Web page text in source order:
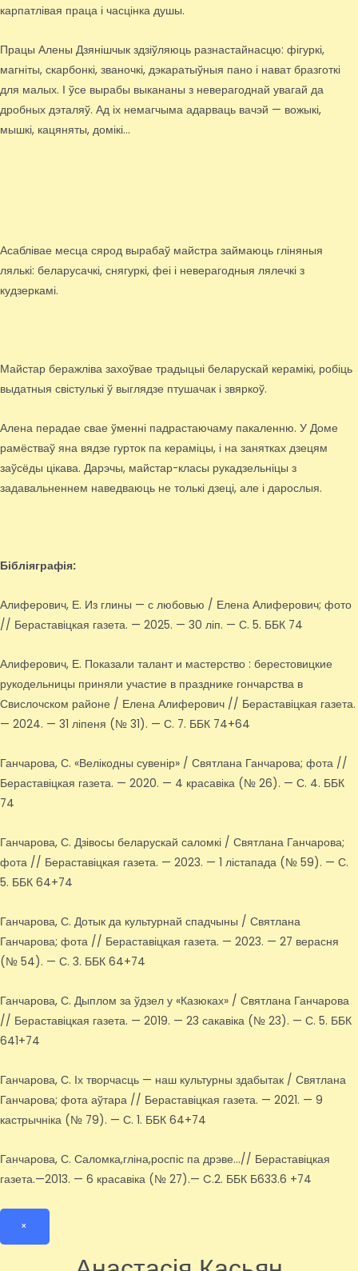
карпатлівая праца і часцінка душы.
Працы Алены Дзянішчык здзіўляюць разнастайнасцю: фігуркі,
магніты, скарбонкі, званочкі, дэкаратыўныя пано і нават бразготкі
для малых. І ўсе вырабы выкананы з неверагоднай увагай да
дробных дэталяў. Ад іх немагчыма адарваць вачэй — вожыкі,
мышкі, кацяняты, домікі…
Асаблівае месца сярод вырабаў майстра займаюць гліняныя
лялькі: беларусачкі, снягуркі, феі і неверагодныя лялечкі з
кудзеркамі.
Майстар беражліва захоўвае традыцыі беларускай керамікі, робіць
выдатныя свістулькі ў выглядзе птушачак і звяркоў.
Алена перадае свае ўменні падрастаючаму пакаленню. У Доме
рамёстваў яна вядзе гурток па кераміцы, і на занятках дзецям
заўсёды цікава. Дарэчы, майстар-класы рукадзельніцы з
задавальненнем наведваюць не толькі дзеці, але і дарослыя.
Бібліяграфія:
Алиферович, Е. Из глины — с любовью / Елена Алиферович; фото
// Бераставіцкая газета. — 2025. — 30 ліп. — С. 5. ББК 74
Алиферович, Е. Показали талант и мастерство : берестовицкие
рукодельницы приняли участие в празднике гончарства в
Свислочском районе / Елена Алиферович // Бераставіцкая газета.
— 2024. — 31 ліпеня (№ 31). — С. 7. ББК 74+64
Ганчарова, С. «Велікодны сувенір» / Святлана Ганчарова; фота //
Бераставіцкая газета. — 2020. — 4 красавіка (№ 26). — С. 4. ББК
74
Ганчарова, С. Дзівосы беларускай саломкі / Святлана Ганчарова;
фота // Бераставіцкая газета. — 2023. — 1 лістапада (№ 59). — С.
5. ББК 64+74
Ганчарова, С. Дотык да культурнай спадчыны / Святлана
Ганчарова; фота // Бераставіцкая газета. — 2023. — 27 верасня
(№ 54). — С. 3. ББК 64+74
Ганчарова, С. Дыплом за ўдзел у «Казюках» / Святлана Ганчарова
// Бераставіцкая газета. — 2019. — 23 сакавіка (№ 23). — С. 5. ББК
641+74
Ганчарова, С. Іх творчасць — наш культурны здабытак / Святлана
Ганчарова; фота аўтара // Бераставіцкая газета. — 2021. — 9
кастрычніка (№ 79). — С. 1. ББК 64+74
Ганчарова, С. Саломка,гліна,роспіс па дрэве…// Бераставіцкая
газета.—2013. — 6 красавіка (№ 27).— C.2. ББК Б633.6 +74
×